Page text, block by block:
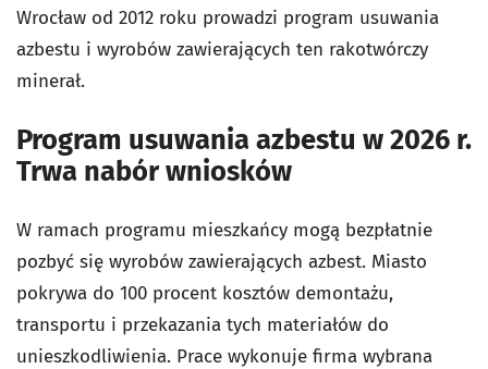
Wrocław od 2012 roku prowadzi program usuwania
azbestu i wyrobów zawierających ten rakotwórczy
minerał.
Program usuwania azbestu w 2026 r.
Trwa nabór wniosków
W ramach programu mieszkańcy mogą bezpłatnie
pozbyć się wyrobów zawierających azbest. Miasto
pokrywa do 100 procent kosztów demontażu,
transportu i przekazania tych materiałów do
unieszkodliwienia. Prace wykonuje firma wybrana